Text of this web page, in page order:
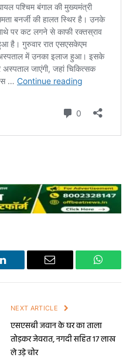
LinkedIn Email
NEXT ARTICLE
एसएसबी जवान के घर का ताला
तोड़कर जेवरात, नगदी सहित 17 लाख
ले उड़े चोर